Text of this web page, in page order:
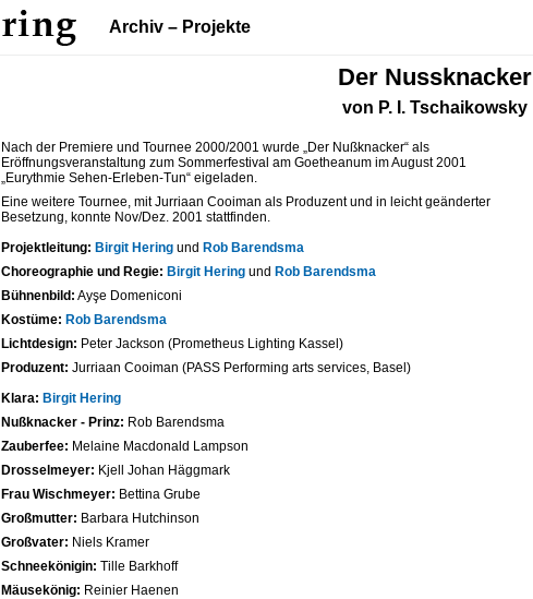
Archiv – Projekte
Der Nussknacker
von P. I. Tschaikowsky
Nach der Premiere und Tournee 2000/2001 wurde „Der Nußknacker“ als
Eröffnungsveranstaltung zum Sommerfestival am Goetheanum im August 2001
„Eurythmie Sehen-Erleben-Tun“ eigeladen.
Eine weitere Tournee, mit Jurriaan Cooiman als Produzent und in leicht geänderter
Besetzung, konnte Nov/Dez. 2001 stattfinden.
Projektleitung: Birgit Hering und Rob Barendsma
Choreographie und Regie: Birgit Hering und Rob Barendsma
Bühnenbild: Ayşe Domeniconi
Kostüme: Rob Barendsma
Lichtdesign: Peter Jackson (Prometheus Lighting Kassel)
Produzent: Jurriaan Cooiman (PASS Performing arts services, Basel)
Klara: Birgit Hering
Nußknacker - Prinz: Rob Barendsma
Zauberfee: Melaine Macdonald Lampson
Drosselmeyer: Kjell Johan Häggmark
Frau Wischmeyer: Bettina Grube
Großmutter: Barbara Hutchinson
Großvater: Niels Kramer
Schneekönigin: Tille Barkhoff
Mäusekönig: Reinier Haenen